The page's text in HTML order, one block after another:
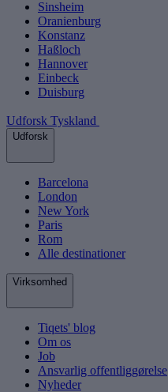
Sinsheim
Oranienburg
Konstanz
Haßloch
Hannover
Einbeck
Duisburg
Udforsk Tyskland
Udforsk
Barcelona
London
New York
Paris
Rom
Alle destinationer
Virksomhed
Tiqets' blog
Om os
Job
Ansvarlig offentliggørelse
Nyheder